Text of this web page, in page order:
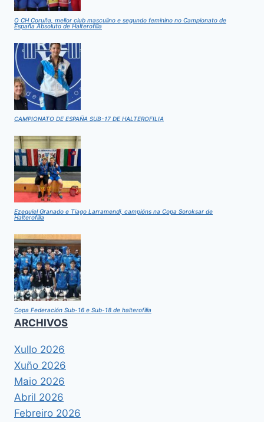
O CH Coruña, mellor club masculino e segundo feminino no Campionato de
España Absoluto de Halterofilia
CAMPIONATO DE ESPAÑA SUB-17 DE HALTEROFILIA
Ezequiel Granado e Tiago Larramendi, campións na Copa Soroksar de
Halterofilia
Copa Federación Sub-16 e Sub-18 de halterofilia
ARCHIVOS
Xullo 2026
Xuño 2026
Maio 2026
Abril 2026
Febreiro 2026